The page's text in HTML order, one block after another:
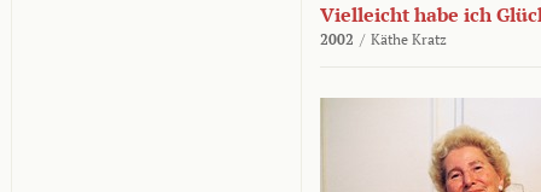
Vielleicht habe ich
2002 / Käthe Kratz